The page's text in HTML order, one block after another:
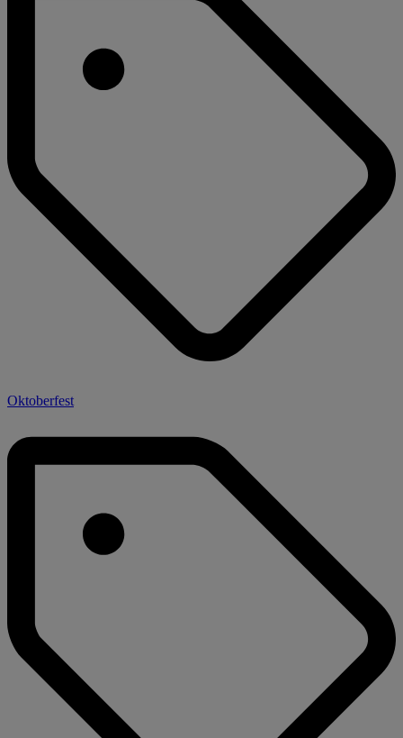
Oktoberfest